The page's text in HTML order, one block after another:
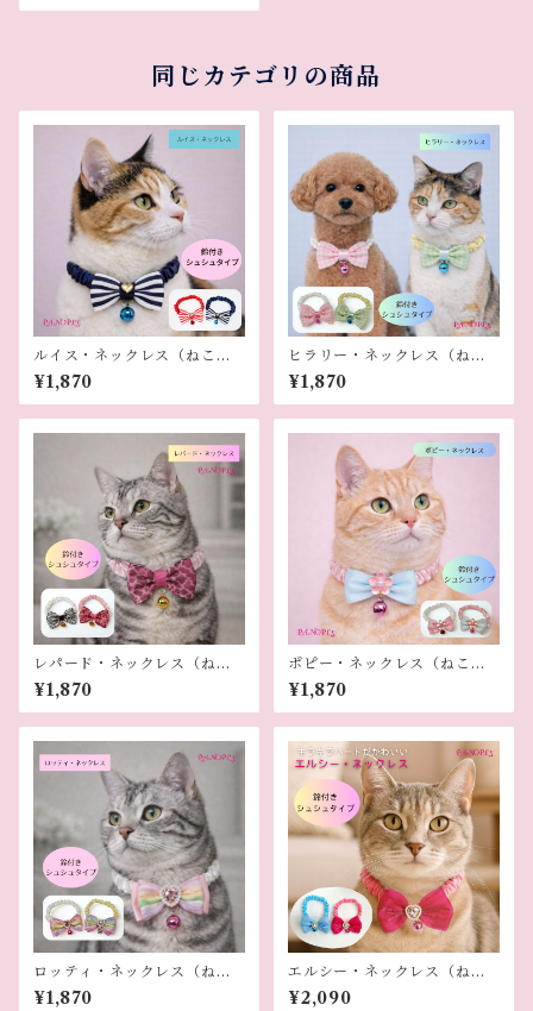
同じカテゴリの商品
ルイス・ネックレス（ねこ
用）
¥1,870
ヒラリー・ネックレス（ねこ
用）
¥1,870
レパード・ネックレス（ねこ
用）
¥1,870
ポピー・ネックレス（ねこ
用）
¥1,870
ロッティ・ネックレス（ねこ
用）
¥1,870
エルシー・ネックレス（ねこ
用）
¥2,090